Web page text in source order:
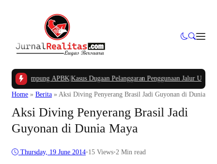
Kampung APBK |Kasus Dugaan Pelanggaran Penggunaan Jalur Utilitas
Home » Berita » Aksi Diving Penyerang Brasil Jadi Guyonan di Dunia
Aksi Diving Penyerang Brasil Jadi
Guyonan di Dunia Maya
Thursday, 19 June 2014•15 Views•2 Min read